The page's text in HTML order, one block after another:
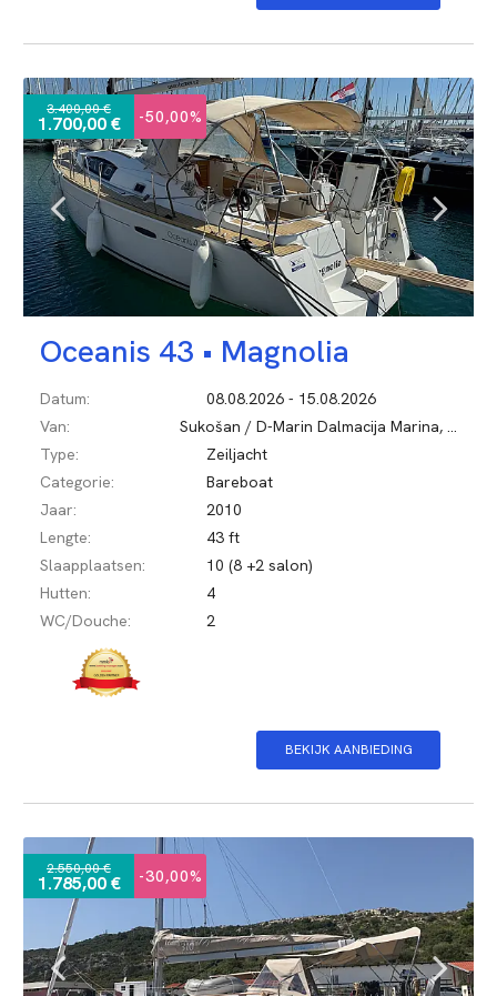
-50,00%
3.400,00 €
1.700,00 €
Oceanis 43 • Magnolia
Datum:
08.08.2026 - 15.08.2026
Van:
Sukošan / D-Marin Dalmacija Marina, Kroatië
Type:
Zeiljacht
Categorie:
Bareboat
Jaar:
2010
Lengte:
43 ft
Slaapplaatsen:
10 (8 +2 salon)
Hutten:
4
WC/Douche:
2
BEKIJK AANBIEDING
-30,00%
2.550,00 €
1.785,00 €